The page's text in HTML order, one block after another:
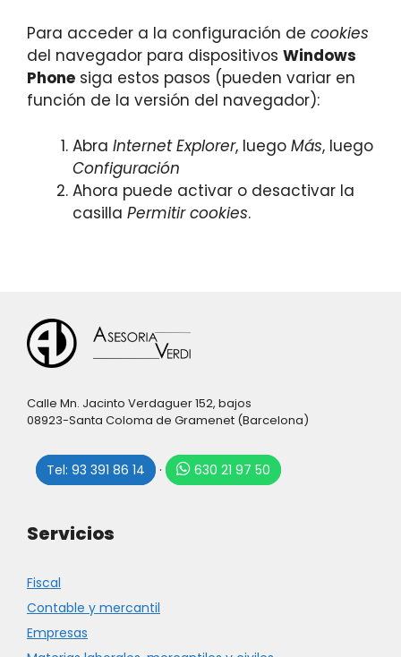
Para acceder a la configuración de cookies
del navegador para dispositivos Windows
Phone siga estos pasos (pueden variar en
función de la versión del navegador):
Abra Internet Explorer, luego Más, luego
Configuración
Ahora puede activar o desactivar la
casilla Permitir cookies.
Calle Mn. Jacinto Verdaguer 152, bajos
08923-Santa Coloma de Gramenet (Barcelona)
Tel: 93 391 86 14 · 630 21 97 50
Servicios
Fiscal
Contable y mercantil
Empresas